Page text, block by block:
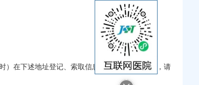
）在下述地址登记、索取信息和查阅、拷贝文件，请